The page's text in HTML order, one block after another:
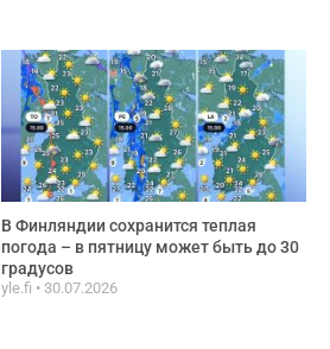
В Финляндии сохранится теплая
погода – в пятницу может быть до 30
градусов
yle.fi 30.07.2026